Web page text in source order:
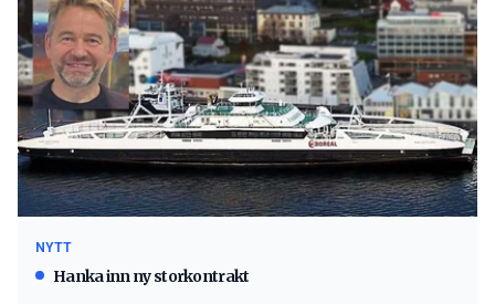
NYTT
Hanka inn ny storkontrakt